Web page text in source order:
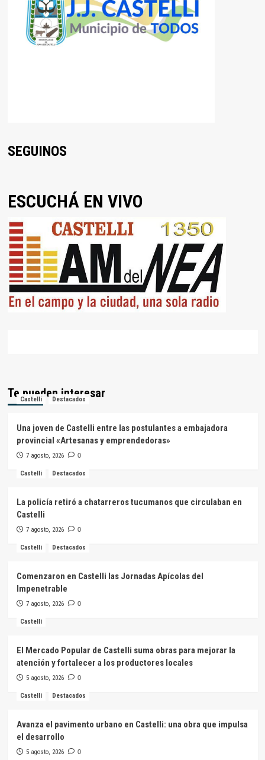
SEGUINOS
ESCUCHÁ EN VIVO
Te pueden interesar
Castelli Destacados
Una joven de Castelli entre las postulantes a embajadora
provincial «Artesanas y emprendedoras»
7 agosto, 2026 0
Castelli Destacados
La policía retiró a chatarreros tucumanos que circulaban en
Castelli
7 agosto, 2026 0
Castelli Destacados
Comenzaron en Castelli las Jornadas Apícolas del
Impenetrable
7 agosto, 2026 0
Castelli
El Mercado Popular de Castelli suma obras para mejorar la
atención y fortalecer a los productores locales
5 agosto, 2026 0
Castelli Destacados
Avanza el pavimento urbano en Castelli: una obra que impulsa
el desarrollo
5 agosto, 2026 0